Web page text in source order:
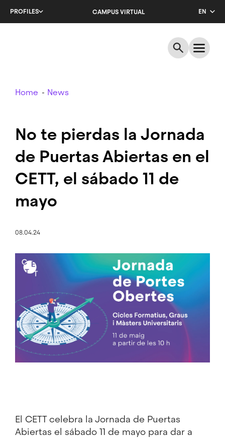
PROFILES CAMPUS VIRTUAL
EN
ES
Breadcrumb
Home News
No te pierdas la Jornada
de Puertas Abiertas en el
CETT, el sábado 11 de
mayo
08.04.24
Image
El CETT celebra la Jornada de Puertas
Abiertas el sábado 11 de mayo para dar a